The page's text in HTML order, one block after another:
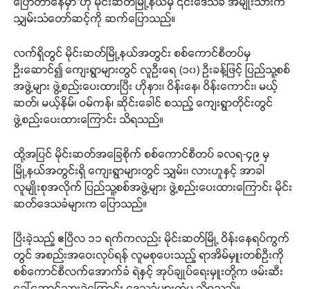
သျှမ်းသံတော်ဆင့်ကို ဆက်ပြောသည်။
လက်ရှိတွင် မိုင်းဆတ်မြို့နယ်အတွင်း စစ်ကောင်စီတပ်မှ
ဦးဆောင်၍ ကျေးရွာများတွင် လူဦးရေ (၁၀) ဦးခန့်ဖြင့် ပြည်သူ့စစ်
အဖွဲ့များ ဖွဲ့စည်းပေးထားပြီး ဟိုနား၊ ဝိန်းနေ၊ ဝိန်းကောင်း၊ မယ့်
ဆတ်၊ မယ့်နိမ်၊ ဝမ်ကန်၊ ဆိုင်းခေါင် စသည့် ကျေးရွာတိုင်းတွင်
ဖွဲ့စည်းပေးထားကြောင်း သိရသည်။
ထို့အပြင် မိုင်းဆတ်အခြေစိုက် စစ်ကောင်စီတပ် ခလရ-၄၉ မှ
မြို့နယ်အတွင်းရှိ ကျေးရွာများတွင် သျှမ်း၊ လားဟူနှင့် အာခါ
လူမျိုးစုအလိုက် ပြည်သူ့စစ်အဖွဲ့များ ဖွဲ့စည်းပေးထားကြောင်း မိုင်း
ဆတ်ဒေသခံများက ပြောသည်။
ပြီးခဲ့သည့် ဧပြီလ ၁၁ ရက်ကလည်း မိုင်းဆတ်မြို့ ဝိန်းနေရပ်ကွက်
တွင် အစည်းအဝေးလုပ်ရန် လူမစုပေးသည့် ရာအိမ်မှူးတစ်ဦးကို
စစ်ကောင်စီလက်အောက်ခံ ရဲနှင့် အုပ်ချုပ်ရေးမှူးတို့က ဖမ်းဆီး